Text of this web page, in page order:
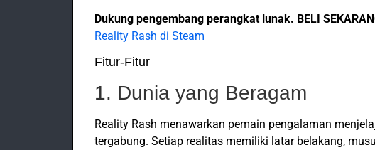
Dukung pengembang perangkat lunak. BELI
Reality Rash di Steam
Fitur-Fitur
1. Dunia yang Beragam
Reality Rash menawarkan pemain pengalaman
tergabung. Setiap realitas memiliki latar belakang,